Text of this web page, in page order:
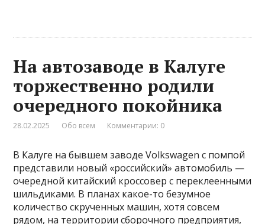
На автозаводе в Калуге
торжественно родили
очередного покойника
28.02.2025 Обо всем Комментарии: 0
В Калуге на бывшем заводе Volkswagen с помпой
представили новый «российский» автомобиль —
очередной китайский кроссовер с переклеенными
шильдиками. В планах какое-то безумное
количество скрученных машин, хотя совсем
рядом, на территории сборочного предприятия,